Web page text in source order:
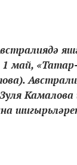
май,
Камалова